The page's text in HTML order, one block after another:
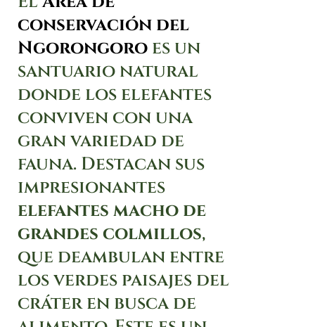
conservación del
Ngorongoro es un
santuario natural
donde los elefantes
conviven con una
gran variedad de
fauna. Destacan sus
impresionantes
elefantes macho de
grandes colmillos,
que deambulan entre
los verdes paisajes del
cráter en busca de